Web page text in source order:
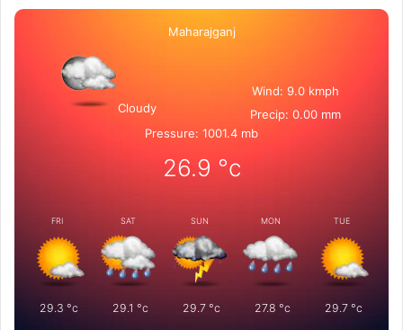
Maharajganj
Cloudy
Wind: 9.0 kmph
Precip: 0.00 mm
Pressure: 1001.4 mb
26.9 °c
FRI
29.3 °c
SAT
29.1 °c
SUN
29.7°c
MON
27.8 °c
TUE
29.7 °c